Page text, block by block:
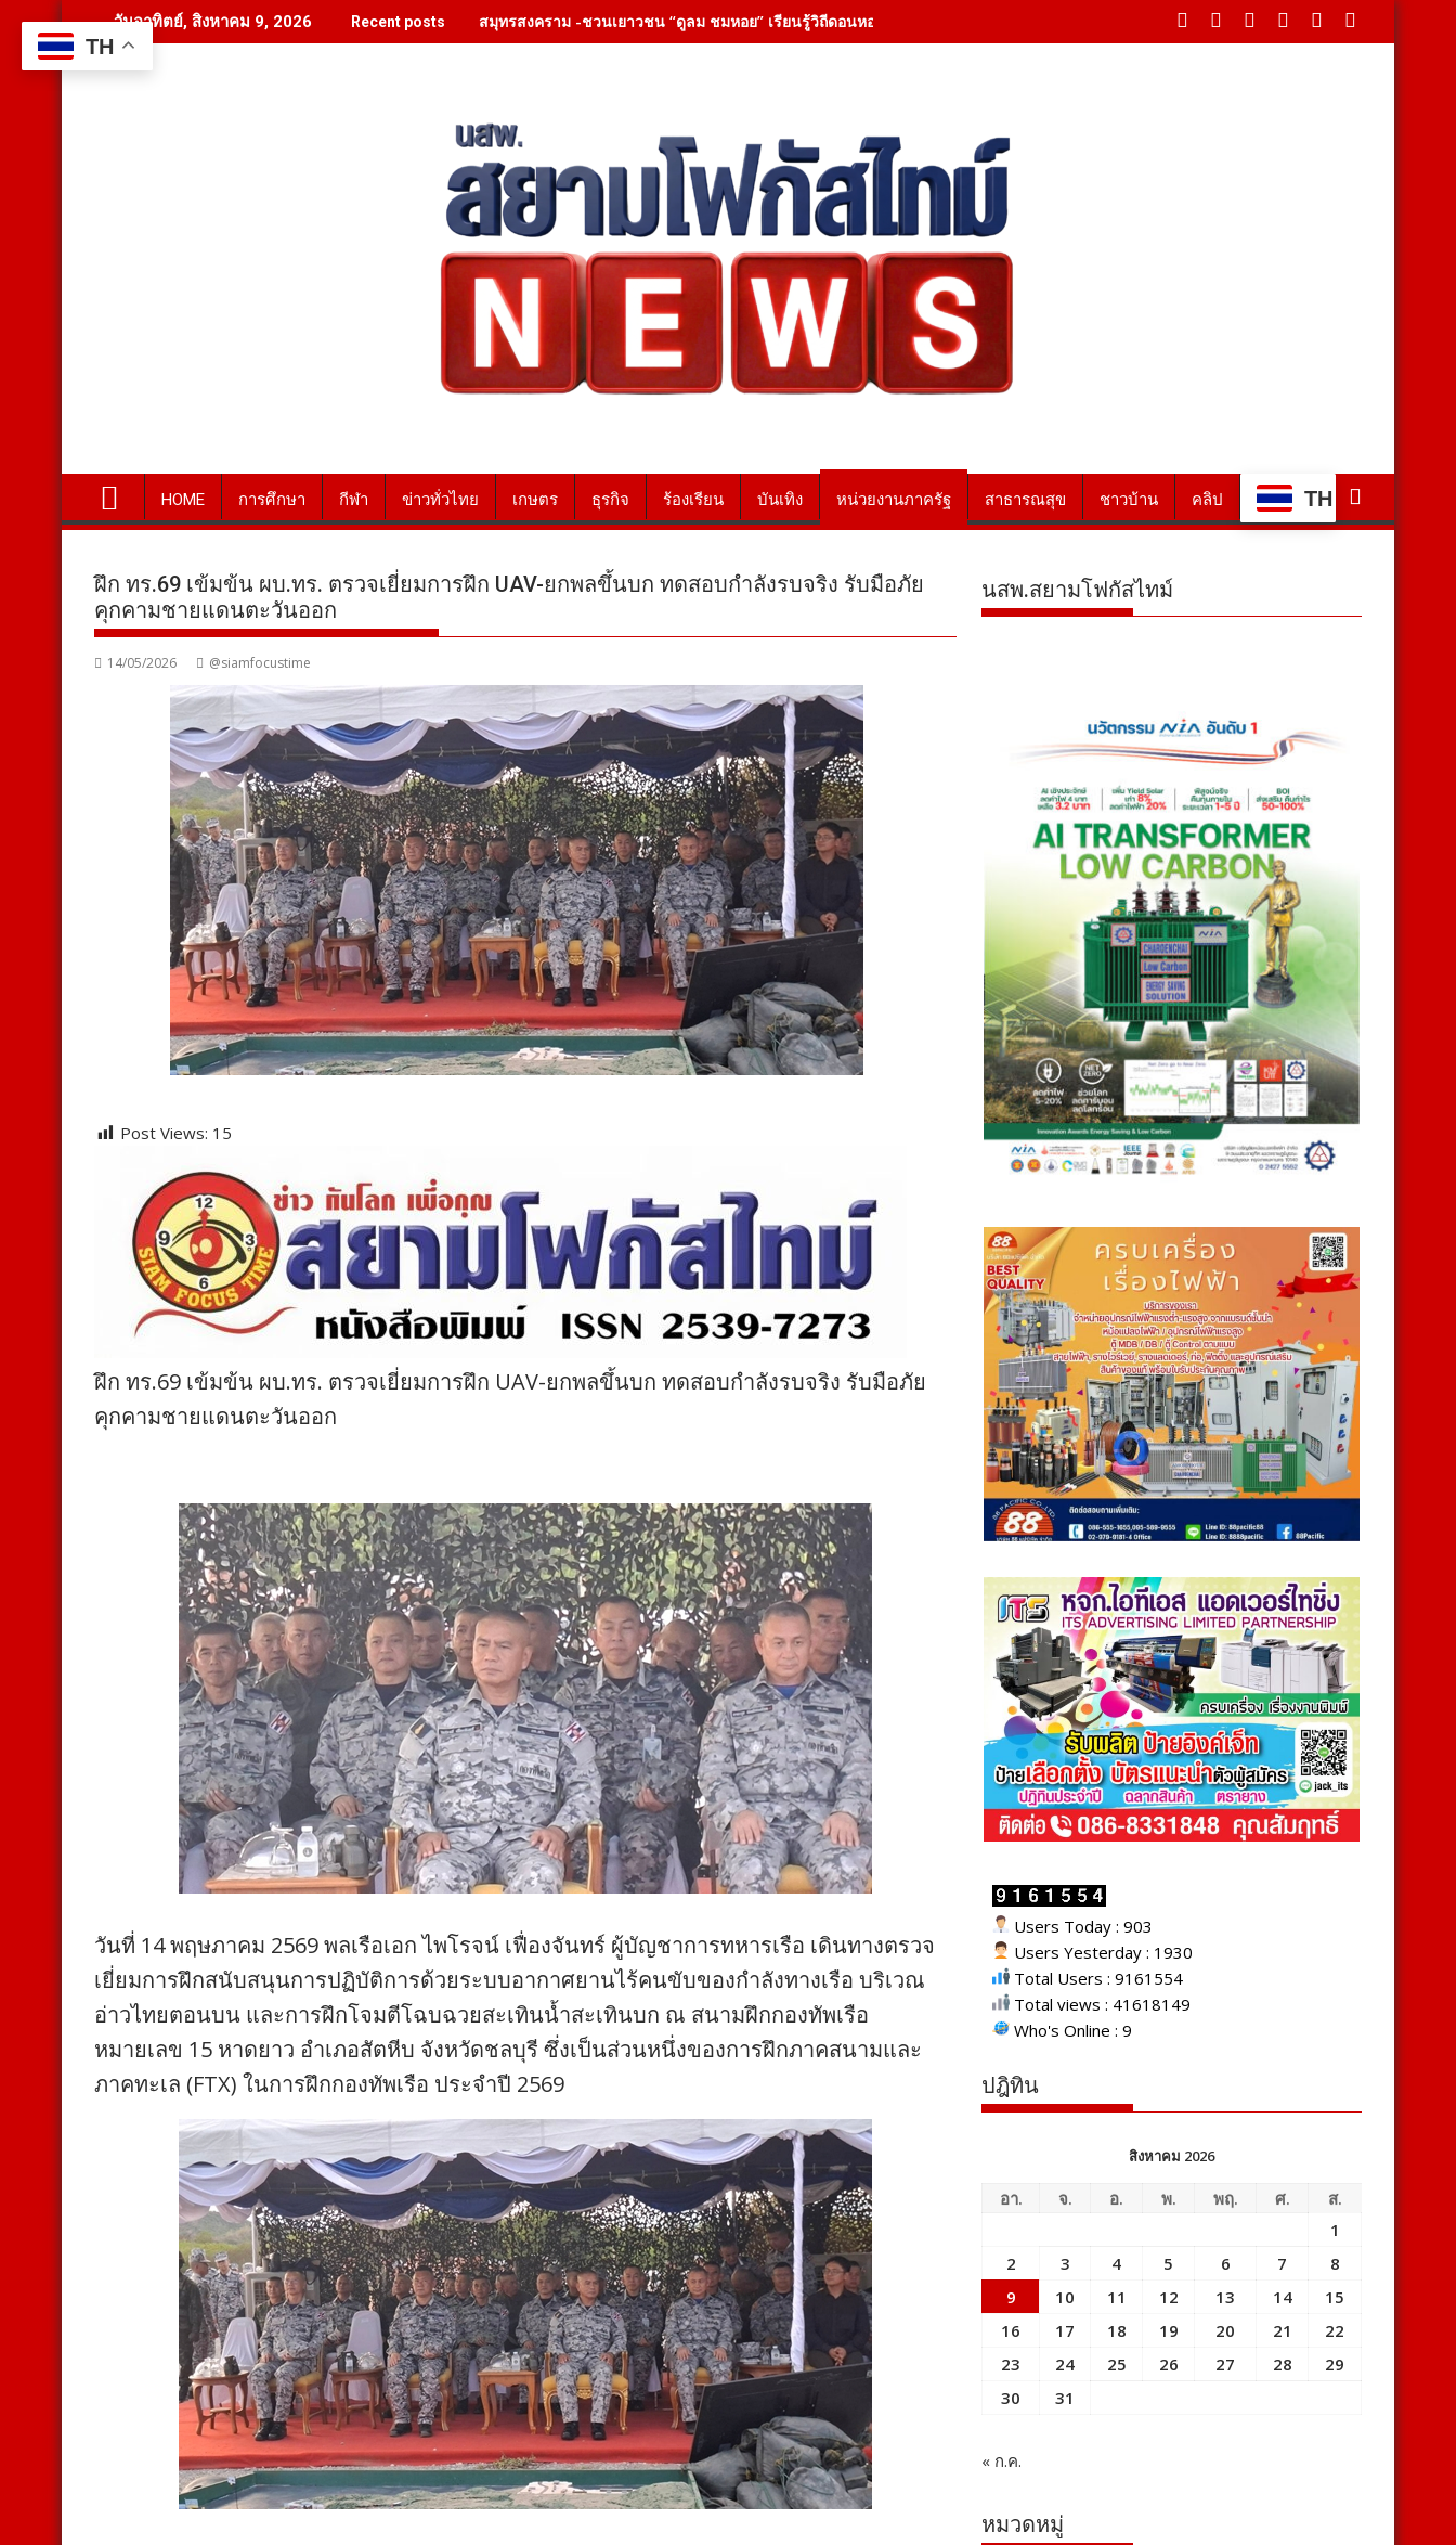
to
content
วันอาทิตย์, สิงหาคม 9, 2026 Recent posts สมุทรสงคราม -ชวนเยาวชน “ดูลม ชมหอย” เรียนรู้วิถีดอนหอยหลอด สร้างพลังคนรุ่นใหม่รักษาทรัพยากรชายฝั่ง
HOME การศึกษา กีฬา ข่าวทั่วไทย เกษตร ธุรกิจ ร้องเรียน บันเทิง หน่วยงานภาครัฐ สาธารณสุข ชาวบ้าน คลิป TH
ฝึก ทร.69 เข้มข้น ผบ.ทร. ตรวจเยี่ยมการฝึก UAV-ยกพลขึ้นบก ทดสอบกำลังรบจริง รับมือภัย
คุกคามชายแดนตะวันออก
14/05/2026 @siamfocustime
Post Views: 15
ฝึก ทร.69 เข้มข้น ผบ.ทร. ตรวจเยี่ยมการฝึก UAV-ยกพลขึ้นบก ทดสอบกำลังรบจริง รับมือภัย
คุกคามชายแดนตะวันออก
วันที่ 14 พฤษภาคม 2569 พลเรือเอก ไพโรจน์ เฟื่องจันทร์ ผู้บัญชาการทหารเรือ เดินทางตรวจ
เยี่ยมการฝึกสนับสนุนการปฏิบัติการด้วยระบบอากาศยานไร้คนขับของกำลังทางเรือ บริเวณ
อ่าวไทยตอนบน และการฝึกโจมตีโฉบฉวยสะเทินน้ำสะเทินบก ณ สนามฝึกกองทัพเรือ
หมายเลข 15 หาดยาว อำเภอสัตหีบ จังหวัดชลบุรี ซึ่งเป็นส่วนหนึ่งของการฝึกภาคสนามและ
ภาคทะเล (FTX) ในการฝึกกองทัพเรือ ประจำปี 2569
นสพ.สยามโฟกัสไทม์
Users Today : 903
Users Yesterday : 1930
Total Users : 9161554
Total views : 41618149
Who's Online : 9
ปฎิทิน
สิงหาคม 2026
อา. จ. อ. พ. พฤ. ศ.
ส.
1
2
3 4 5 6 7
8
9
10 11 12 13 14
15
16
17 18 19 20 21
22
23
24 25 26 27 28
29
30
31
« ก.ค.
หมวดหมู่
TH